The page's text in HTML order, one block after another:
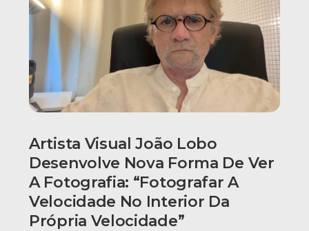
Artista Visual João Lobo
Desenvolve Nova Forma De Ver
A Fotografia: “fotografar A
Velocidade No Interior Da
Própria Velocidade”